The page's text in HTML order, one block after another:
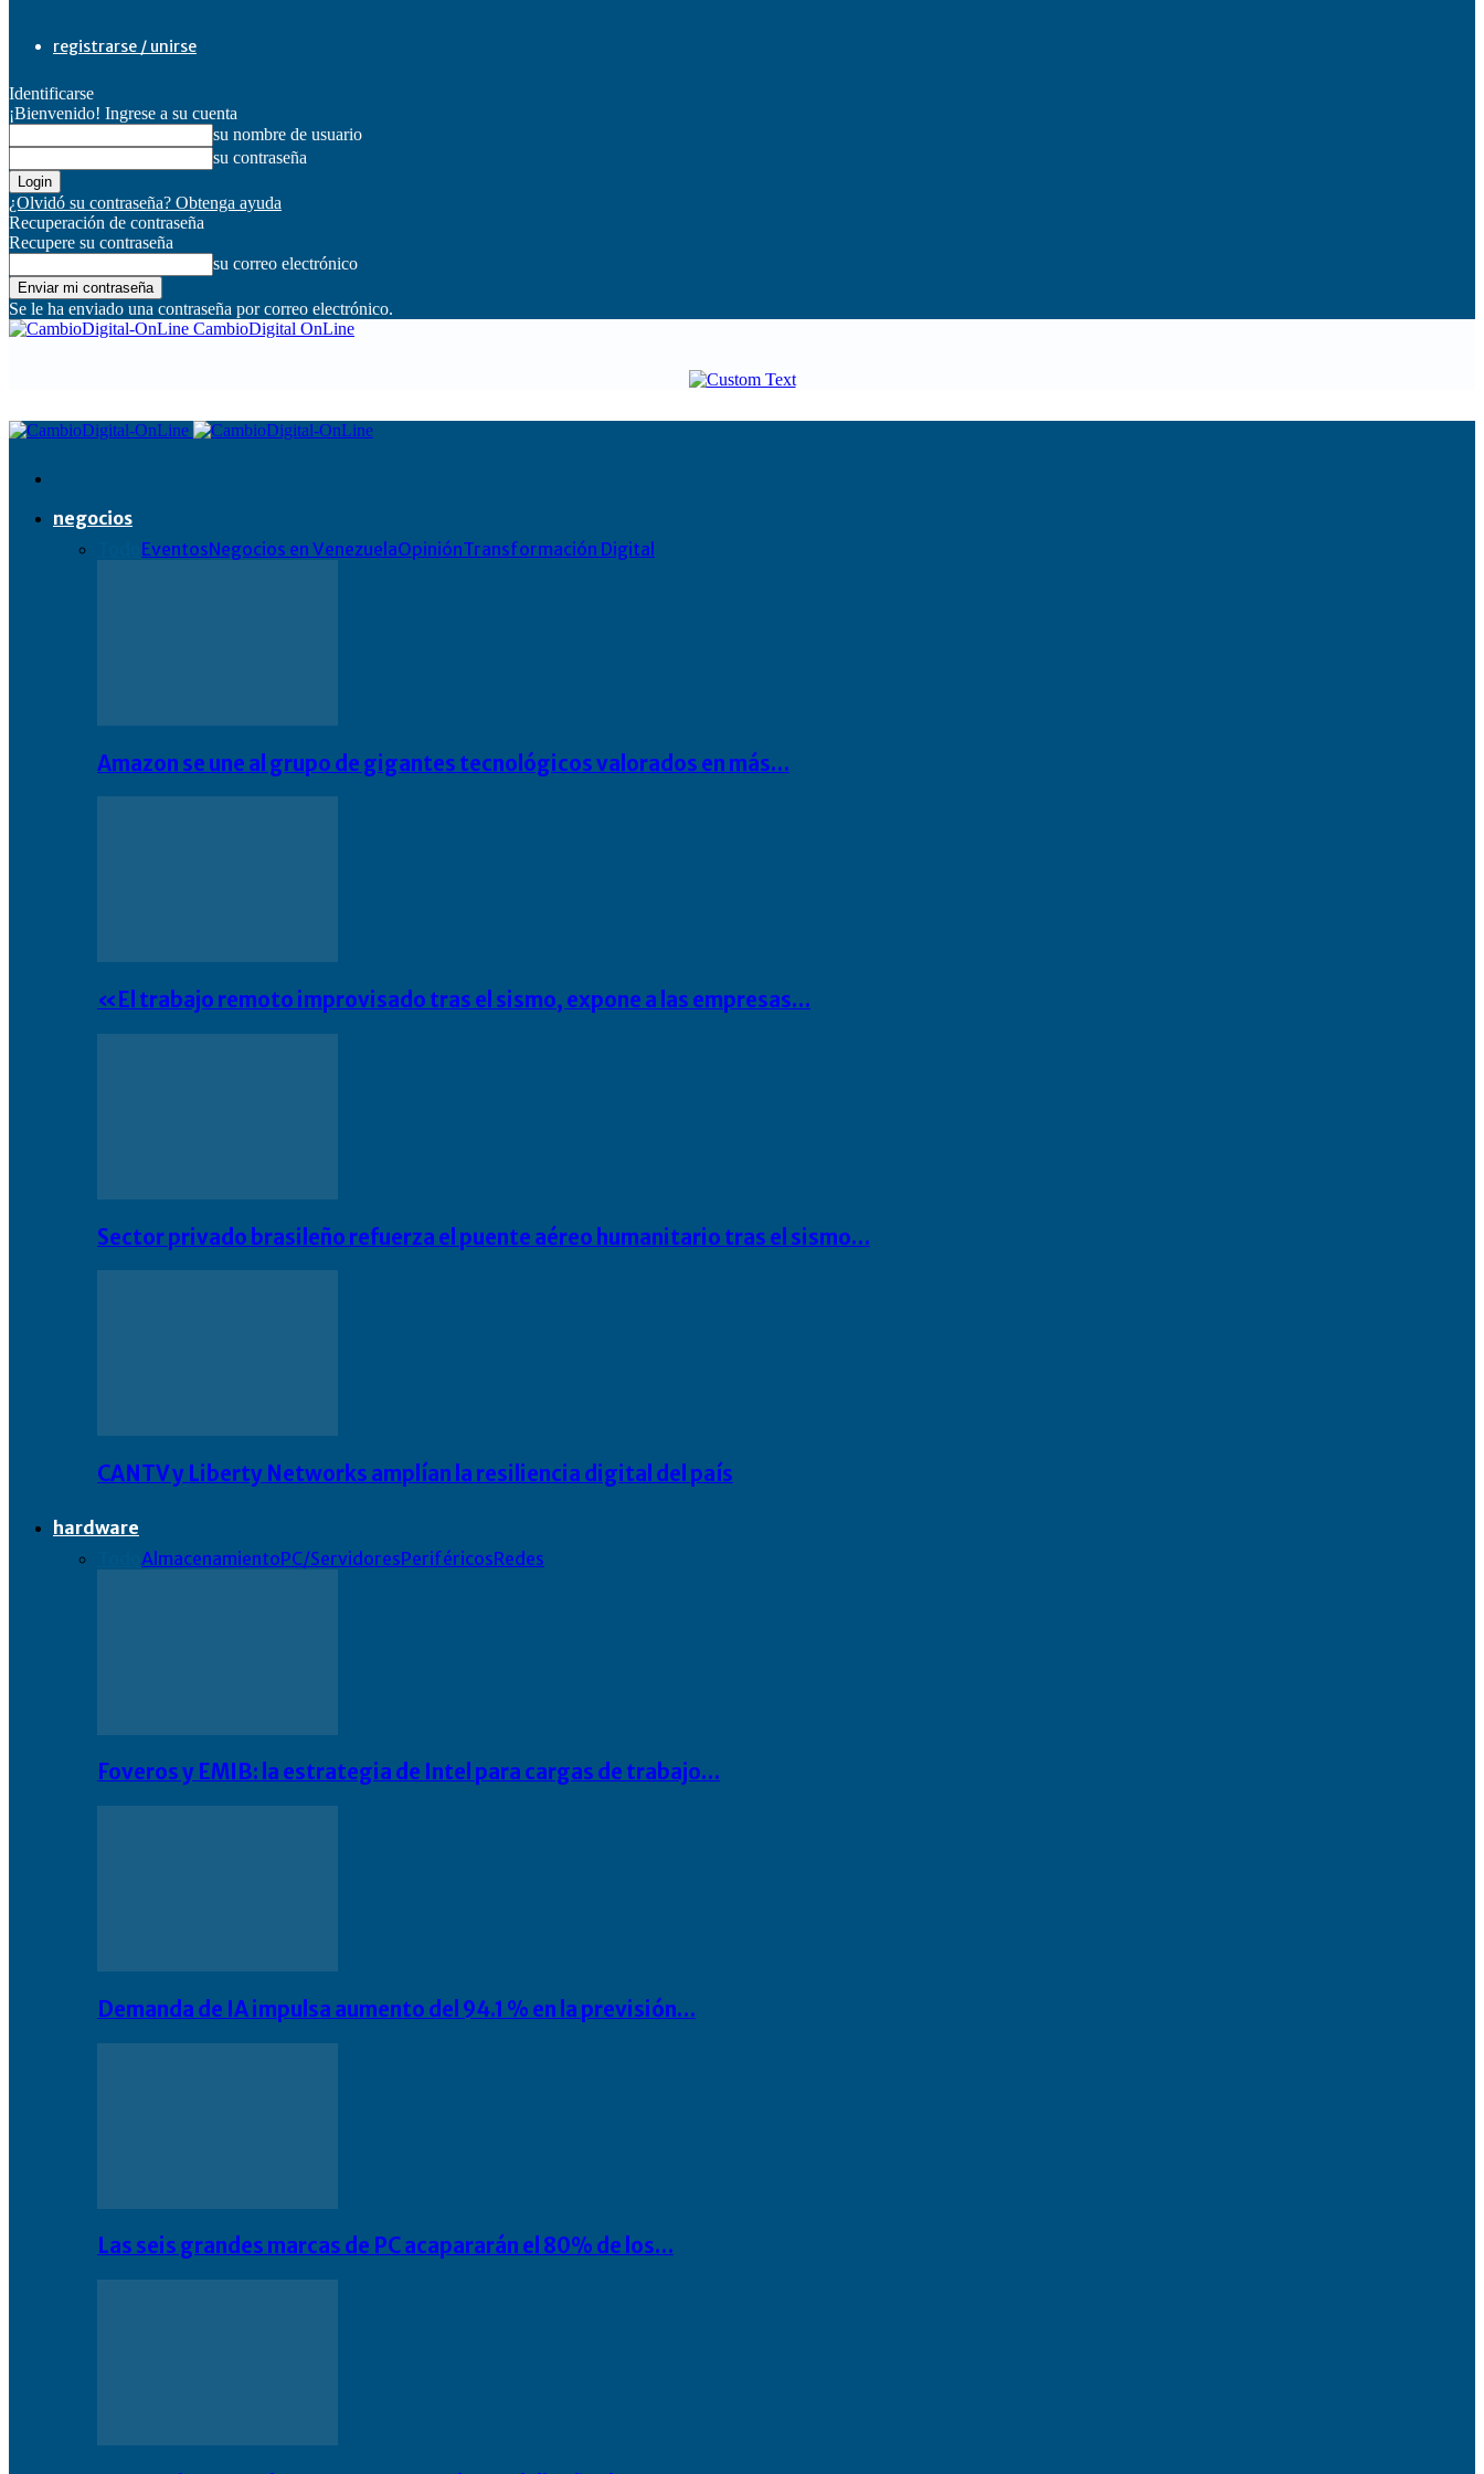
registrarse / unirse
Identificarse
¡Bienvenido! Ingrese a su cuenta
su nombre de usuario
su contraseña
¿Olvidó su contraseña? Obtenga ayuda
Recuperación de contraseña
Recupere su contraseña
su correo electrónico
Se le ha enviado una contraseña por correo electrónico.
CambioDigital OnLine
negocios
EventosNegocios en VenezuelaOpiniónTransformación Digital
Amazon se une al grupo de gigantes tecnológicos valorados en más…
«El trabajo remoto improvisado tras el sismo, expone a las empresas…
Sector privado brasileño refuerza el puente aéreo humanitario tras el sismo…
CANTV y Liberty Networks amplían la resiliencia digital del país
hardware
AlmacenamientoPC/ServidoresPeriféricosRedes
Foveros y EMIB: la estrategia de Intel para cargas de trabajo…
Demanda de IA impulsa aumento del 94.1 % en la previsión…
Las seis grandes marcas de PC acapararán el 80% de los…